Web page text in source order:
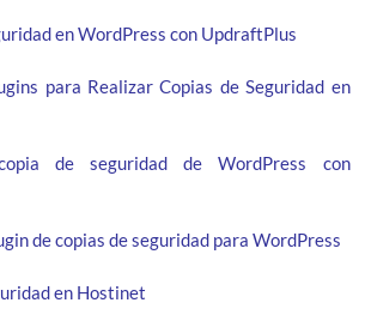
en WordPress con UpdraftPlus
para Realizar Copias de Seguridad en
de seguridad de WordPress con
de copias de seguridad para WordPress
en Hostinet